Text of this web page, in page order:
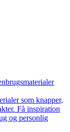
som knapper,
Få inspiration
og personlig